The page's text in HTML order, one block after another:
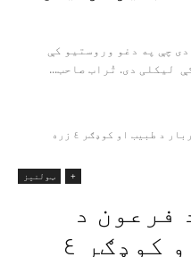
چې په دغو وروستیو کې
لیکلی دی. تُراب صاحب...